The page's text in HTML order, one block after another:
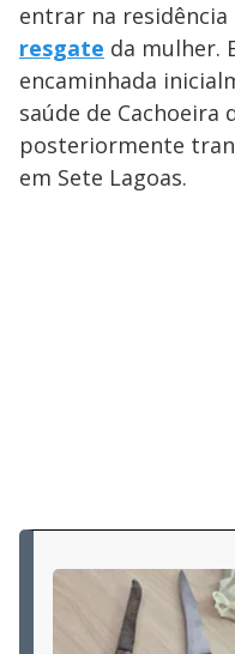
entrar na
resgate da mulher.
encaminhada
saúde de Cachoeira
posteriormente
em Sete Lagoas.